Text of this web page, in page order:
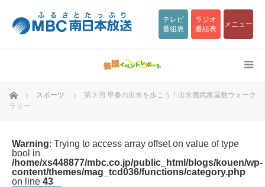
テレビ
番組表
ラジオ
番組表
メニュー
ホーム スポーツ
第３回 早春の出水を歩こう！出水麓武家屋敷ウォーク
ラリー
Warning: Trying to access array offset on value of type
bool in
/home/xs448877/mbc.co.jp/public_html/blogs/kouen/wp-
content/themes/mag_tcd036/functions/category.php
on line 43